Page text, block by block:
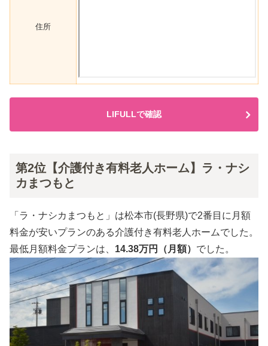
住所
LIFULLで確認
第2位【介護付き有料老人ホーム】ラ・ナシ
カまつもと
「ラ・ナシカまつもと」は松本市(長野県)で2番目に月額
料金が安いプランのある介護付き有料老人ホームでした。
最低月額料金プランは、 14.38万円（月額） でした。